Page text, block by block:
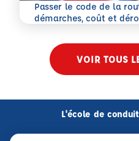
Passer le code de la
démarches, coût et
En savoir plus
VOIR TOUS
L'école de